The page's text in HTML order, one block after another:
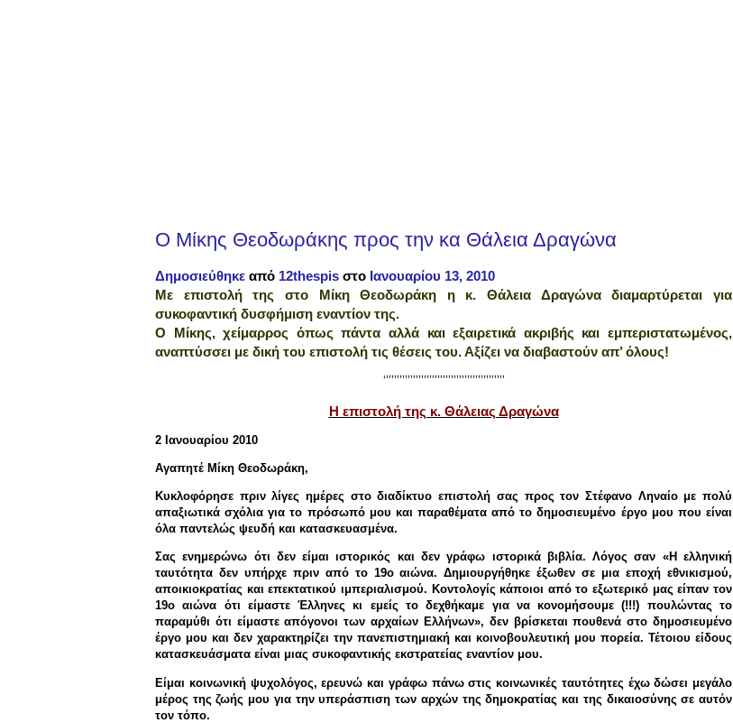
Ο Μίκης Θεοδωράκης προς την κα Θάλεια Δραγώνα
Δημοσιεύθηκε από 12thespis στο Ιανουαρίου 13, 2010
Με επιστολή της στο Μίκη Θεοδωράκη η κ. Θάλεια Δραγώνα διαμαρτύρεται για
συκοφαντική δυσφήμιση εναντίον της.
Ο Μίκης, χείμαρρος όπως πάντα αλλά και εξαιρετικά ακριβής και εμπεριστατωμένος,
αναπτύσσει με δική του επιστολή τις θέσεις του. Αξίζει να διαβαστούν απ’ όλους!
‘’’’’’’’’’’’’’’’’’’’’’’’’’’’’’’’’’’’’’’’’’’’’
Η επιστολή της κ. Θάλειας Δραγώνα
2 Ιανουαρίου 2010
Αγαπητέ Μίκη Θεοδωράκη,
Κυκλοφόρησε πριν λίγες ημέρες στο διαδίκτυο επιστολή σας προς τον Στέφανο Ληναίο με πολύ
απαξιωτικά σχόλια για το πρόσωπό μου και παραθέματα από το δημοσιευμένο έργο μου που είναι
όλα παντελώς ψευδή και κατασκευασμένα.
Σας ενημερώνω ότι δεν είμαι ιστορικός και δεν γράφω ιστορικά βιβλία. Λόγος σαν «Η ελληνική
ταυτότητα δεν υπήρχε πριν από το 19ο αιώνα. Δημιουργήθηκε έξωθεν σε μια εποχή εθνικισμού,
αποικιοκρατίας και επεκτατικού ιμπεριαλισμού. Κοντολογίς κάποιοι από το εξωτερικό μας είπαν τον
19ο αιώνα ότι είμαστε Έλληνες κι εμείς το δεχθήκαμε για να κονομήσουμε (!!!) πουλώντας το
παραμύθι ότι είμαστε απόγονοι των αρχαίων Ελλήνων», δεν βρίσκεται πουθενά στο δημοσιευμένο
έργο μου και δεν χαρακτηρίζει την πανεπιστημιακή και κοινοβουλευτική μου πορεία. Τέτοιου είδους
κατασκευάσματα είναι μιας συκοφαντικής εκστρατείας εναντίον μου.
Είμαι κοινωνική ψυχολόγος, ερευνώ και γράφω πάνω στις κοινωνικές ταυτότητες έχω δώσει μεγάλο
μέρος της ζωής μου για την υπεράσπιση των αρχών της δημοκρατίας και της δικαιοσύνης σε αυτόν
τον τόπο.